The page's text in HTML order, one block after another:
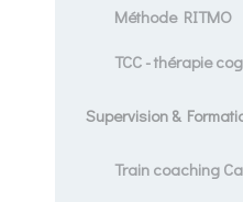
Méthode RITMO
TCC - thérapie
Supervision &
Train coaching